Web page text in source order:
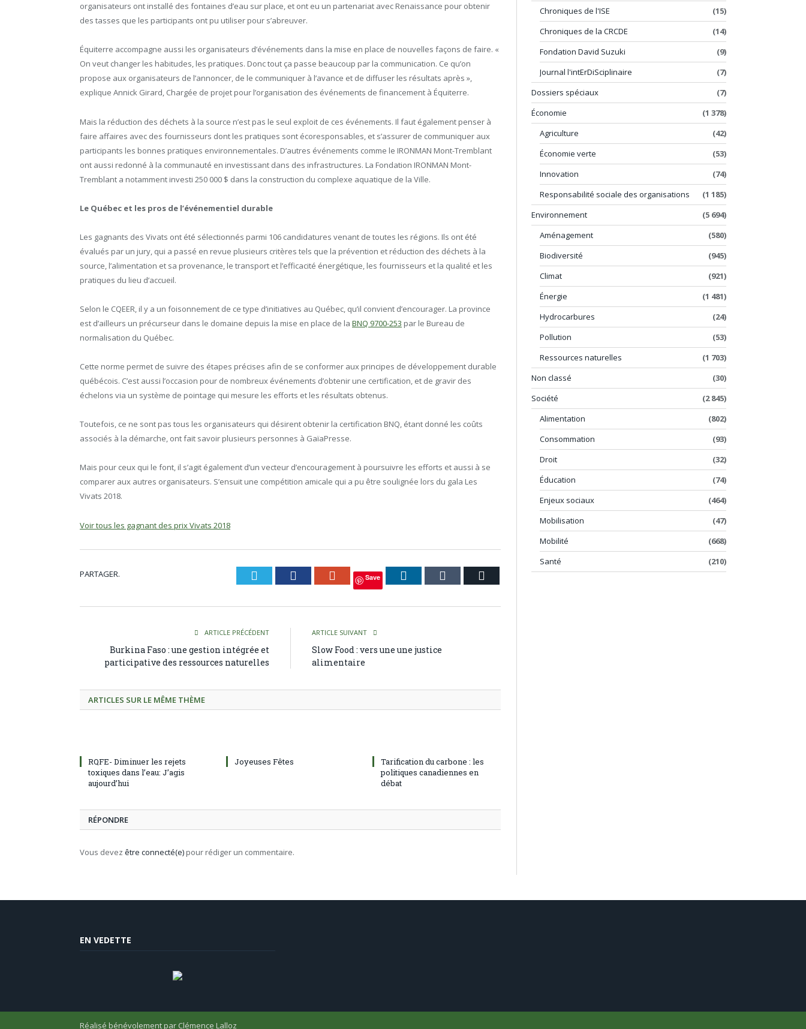
organisateurs ont installé des fontaines d’eau sur place, et ont eu un partenariat avec Renaissance pour obtenir
des tasses que les participants ont pu utiliser pour s’abreuver.
Équiterre accompagne aussi les organisateurs d’événements dans la mise en place de nouvelles façons de faire. «
On veut changer les habitudes, les pratiques. Donc tout ça passe beaucoup par la communication. Ce qu’on
propose aux organisateurs de l’annoncer, de le communiquer à l’avance et de diffuser les résultats après »,
explique Annick Girard, Chargée de projet pour l’organisation des événements de financement à Équiterre.
Mais la réduction des déchets à la source n’est pas le seul exploit de ces événements. Il faut également penser à
faire affaires avec des fournisseurs dont les pratiques sont écoresponsables, et s’assurer de communiquer aux
participants les bonnes pratiques environnementales. D’autres événements comme le IRONMAN Mont-Tremblant
ont aussi redonné à la communauté en investissant dans des infrastructures. La Fondation IRONMAN Mont-
Tremblant a notamment investi 250 000 $ dans la construction du complexe aquatique de la Ville.
Le Québec et les pros de l’événementiel durable
Les gagnants des Vivats ont été sélectionnés parmi 106 candidatures venant de toutes les régions. Ils ont été
évalués par un jury, qui a passé en revue plusieurs critères tels que la prévention et réduction des déchets à la
source, l’alimentation et sa provenance, le transport et l’efficacité énergétique, les fournisseurs et la qualité et les
pratiques du lieu d’accueil.
Selon le CQEER, il y a un foisonnement de ce type d’initiatives au Québec, qu’il convient d’encourager. La province
est d’ailleurs un précurseur dans le domaine depuis la mise en place de la BNQ 9700-253 par le Bureau de
normalisation du Québec.
Cette norme permet de suivre des étapes précises afin de se conformer aux principes de développement durable
québécois. C’est aussi l’occasion pour de nombreux événements d’obtenir une certification, et de gravir des
échelons via un système de pointage qui mesure les efforts et les résultats obtenus.
Toutefois, ce ne sont pas tous les organisateurs qui désirent obtenir la certification BNQ, étant donné les coûts
associés à la démarche, ont fait savoir plusieurs personnes à GaïaPresse.
Mais pour ceux qui le font, il s’agit également d’un vecteur d’encouragement à poursuivre les efforts et aussi à se
comparer aux autres organisateurs. S’ensuit une compétition amicale qui a pu être soulignée lors du gala Les
Vivats 2018.
Voir tous les gagnant des prix Vivats 2018
PARTAGER. Twitter Facebook Google+
Save LinkedIn Tumblr
ARTICLE PRÉCÉDENT
Burkina Faso : une gestion intégrée et
participative des ressources naturelles
ARTICLE SUIVANT
Slow Food : vers une une justice
alimentaire
ARTICLES SUR LE MÊME THÈME
RQFE- Diminuer les rejets
toxiques dans l’eau: J’agis
aujourd’hui
Joyeuses Fêtes
Tarification du carbone : les
politiques canadiennes en
débat
RÉPONDRE
Vous devez être connecté(e) pour rédiger un commentaire.
Chroniques de l'ISE
(15)
Chroniques de la CRCDE
(14)
Fondation David Suzuki
(9)
Journal l'intErDiSciplinaire
(7)
Dossiers spéciaux
(7)
Économie
(1 378)
Agriculture
(42)
Économie verte
(53)
Innovation
(74)
Responsabilité sociale des organisations
(1 185)
Environnement
(5 694)
Aménagement
(580)
Biodiversité
(945)
Climat
(921)
Énergie
(1 481)
Hydrocarbures
(24)
Pollution
(53)
Ressources naturelles
(1 703)
Non classé
(30)
Société
(2 845)
Alimentation
(802)
Consommation
(93)
Droit
(32)
Éducation
(74)
Enjeux sociaux
(464)
Mobilisation
(47)
Mobilité
(668)
Santé
(210)
EN VEDETTE
Réalisé bénévolement par Clémence Lalloz